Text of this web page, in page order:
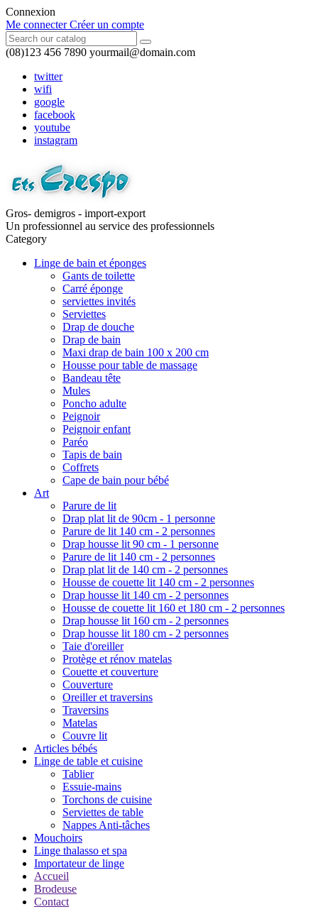
Connexion
Me connecter Créer un compte
(08)123 456 7890 yourmail@domain.com
twitter
wifi
google
facebook
youtube
instagram
Gros- demigros - import-export
Un professionnel au service des professionnels
Category
Linge de bain et éponges
Gants de toilette
Carré éponge
serviettes invités
Serviettes
Drap de douche
Drap de bain
Maxi drap de bain 100 x 200 cm
Housse pour table de massage
Bandeau tête
Mules
Poncho adulte
Peignoir
Peignoir enfant
Paréo
Tapis de bain
Coffrets
Cape de bain pour bébé
Art
Parure de lit
Drap plat lit de 90cm - 1 personne
Parure de lit 140 cm - 2 personnes
Drap housse lit 90 cm - 1 personne
Parure de lit 140 cm - 2 personnes
Drap plat lit de 140 cm - 2 personnes
Housse de couette lit 140 cm - 2 personnes
Drap housse lit 140 cm - 2 personnes
Housse de couette lit 160 et 180 cm - 2 personnes
Drap housse lit 160 cm - 2 personnes
Drap housse lit 180 cm - 2 personnes
Taie d'oreiller
Protège et rénov matelas
Couette et couverture
Couverture
Oreiller et traversins
Traversins
Matelas
Couvre lit
Articles bébés
Linge de table et cuisine
Tablier
Essuie-mains
Torchons de cuisine
Serviettes de table
Nappes Anti-tâches
Mouchoirs
Linge thalasso et spa
Importateur de linge
Accueil
Brodeuse
Contact